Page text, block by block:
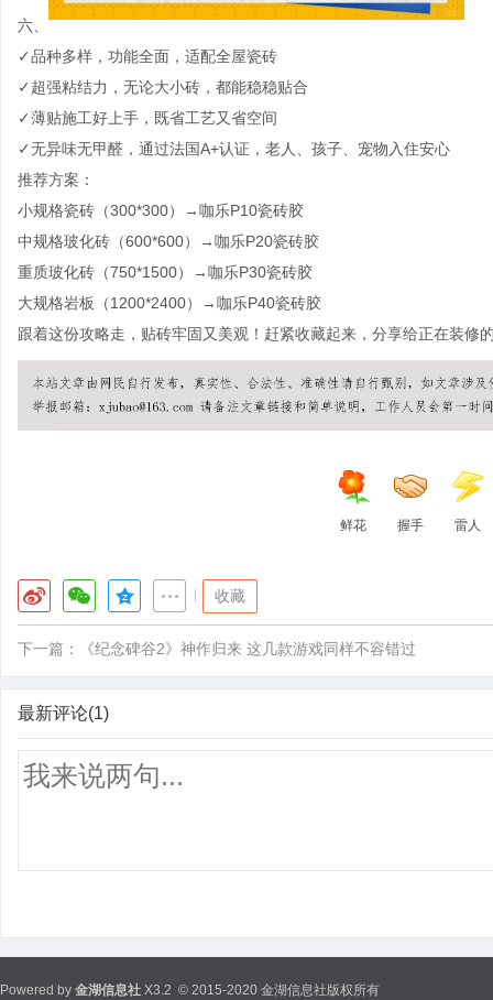
六、
✓品种多样，功能全面，适配全屋瓷砖
✓超强粘结力，无论大小砖，都能稳稳贴合
✓薄贴施工好上手，既省工艺又省空间
✓无异味无甲醛，通过法国A+认证，老人、孩子、宠物入住安心
推荐方案：
小规格瓷砖（300*300）→咖乐P10瓷砖胶
中规格玻化砖（600*600）→咖乐P20瓷砖胶
重质玻化砖（750*1500）→咖乐P30瓷砖胶
大规格岩板（1200*2400）→咖乐P40瓷砖胶
跟着这份攻略走，贴砖牢固又美观！赶紧收藏起来，分享给正在装修
鲜花 握手 雷人
收藏
下一篇： 《纪念碑谷2》神作归来 这几款游戏同样不容错过
最新评论(1)
Powered by 金湖信息社 X3.2 © 2015-2020 金湖信息社版权所有